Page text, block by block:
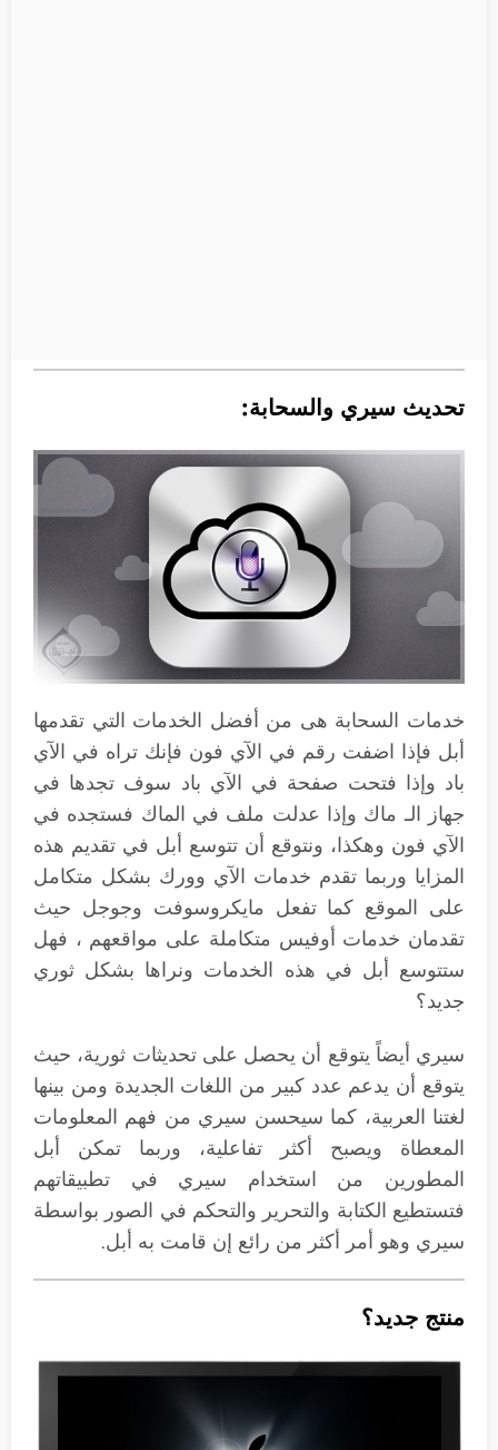
تحديث سيري والسحابة:
خدمات السحابة هى من أفضل الخدمات التي تقدمها
أبل فإذا اضفت رقم في الآي فون فإنك تراه في الآي
باد وإذا فتحت صفحة في الآي باد سوف تجدها في
جهاز الـ ماك وإذا عدلت ملف في الماك فستجده في
الآي فون وهكذا، ونتوقع أن تتوسع أبل في تقديم هذه
المزايا وربما تقدم خدمات الآي وورك بشكل متكامل
على الموقع كما تفعل مايكروسوفت وجوجل حيث
تقدمان خدمات أوفيس متكاملة على مواقعهم ، فهل
ستتوسع أبل في هذه الخدمات ونراها بشكل ثوري
جديد؟
سيري أيضاً يتوقع أن يحصل على تحديثات ثورية، حيث
يتوقع أن يدعم عدد كبير من اللغات الجديدة ومن بينها
لغتنا العربية، كما سيحسن سيري من فهم المعلومات
المعطاة ويصبح أكثر تفاعلية، وربما تمكن أبل
المطورين من استخدام سيري في تطبيقاتهم
فتستطيع الكتابة والتحرير والتحكم في الصور بواسطة
سيري وهو أمر أكثر من رائع إن قامت به أبل.
منتج جديد؟